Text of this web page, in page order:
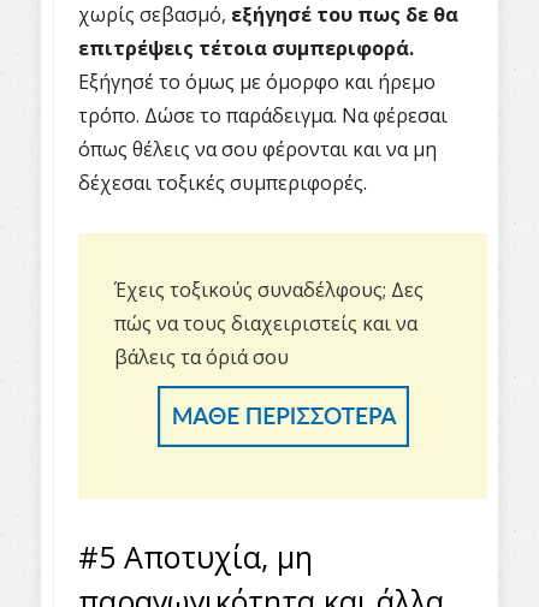
χωρίς σεβασμό, εξήγησέ του πως δε θα
επιτρέψεις τέτοια συμπεριφορά.
Εξήγησέ το όμως με όμορφο και ήρεμο
τρόπο. Δώσε το παράδειγμα. Να φέρεσαι
όπως θέλεις να σου φέρονται και να μη
δέχεσαι τοξικές συμπεριφορές.
Έχεις τοξικούς συναδέλφους; Δες
πώς να τους διαχειριστείς και να
βάλεις τα όριά σου
#5 Αποτυχία, μη